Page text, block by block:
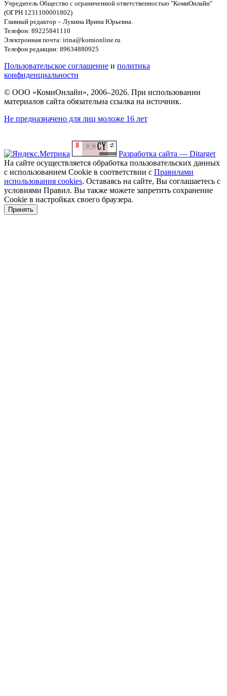
Учредитель Общество с ограниченной ответственностью "КомиОнлайн"
(ОГРН 1231100001802)
Главный редактор – Лукина Ирина Юрьевна.
Телефон: 89225841110
Электронная почта: irina@komionline.ru
Телефон редакции: 89634880925
Пользовательское соглашение и политика
конфиденциальности
© ООО «КомиОнлайн», 2006–2026. При использовании
материалов сайта обязательна ссылка на источник.
Не предназначено для лиц моложе 16 лет
Разработка сайта — Ditarget
На сайте осуществляется обработка пользовательских данных
с использованием Cookie в соответствии с Правилами
использования cookies. Оставаясь на сайте, Вы соглашаетесь с
условиями Правил. Вы также можете запретить сохранение
Cookie в настройках своего браузера.
Принять